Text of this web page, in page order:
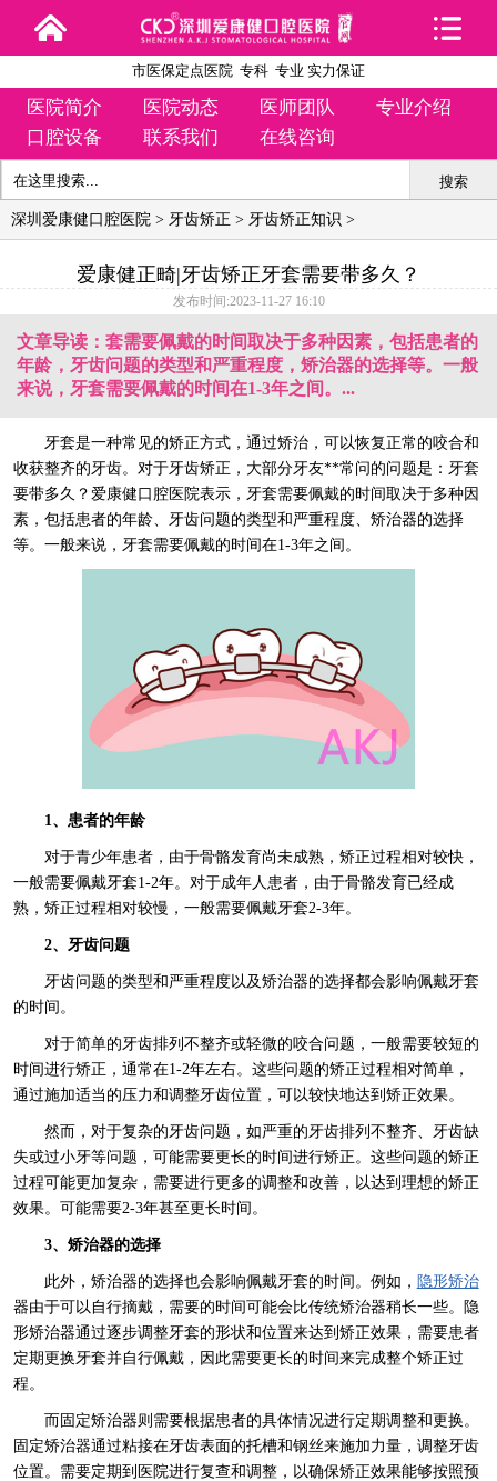
市医保定点医院 专科 专业 实力保证
医院简介 医院动态 医师团队
专业介绍
口腔设备
联系我们 在线咨询
搜索
深圳爱康健口腔医院 > 牙齿矫正 > 牙齿矫正知识 >
爱康健正畸|牙齿矫正牙套需要带多久？
发布时间:2023-11-27 16:10
文章导读：套需要佩戴的时间取决于多种因素，包括患者的
年龄，牙齿问题的类型和严重程度，矫治器的选择等。一般
来说，牙套需要佩戴的时间在1-3年之间。...
牙套是一种常见的矫正方式，通过矫治，可以恢复正常的咬合和
收获整齐的牙齿。对于牙齿矫正，大部分牙友**常问的问题是：牙套
要带多久？爱康健口腔医院表示，牙套需要佩戴的时间取决于多种因
素，包括患者的年龄、牙齿问题的类型和严重程度、矫治器的选择
等。一般来说，牙套需要佩戴的时间在1-3年之间。
1、患者的年龄
对于青少年患者，由于骨骼发育尚未成熟，矫正过程相对较快，
一般需要佩戴牙套1-2年。对于成年人患者，由于骨骼发育已经成
熟，矫正过程相对较慢，一般需要佩戴牙套2-3年。
2、牙齿问题
牙齿问题的类型和严重程度以及矫治器的选择都会影响佩戴牙套
的时间。
对于简单的牙齿排列不整齐或轻微的咬合问题，一般需要较短的
时间进行矫正，通常在1-2年左右。这些问题的矫正过程相对简单，
通过施加适当的压力和调整牙齿位置，可以较快地达到矫正效果。
然而，对于复杂的牙齿问题，如严重的牙齿排列不整齐、牙齿缺
失或过小牙等问题，可能需要更长的时间进行矫正。这些问题的矫正
过程可能更加复杂，需要进行更多的调整和改善，以达到理想的矫正
效果。可能需要2-3年甚至更长时间。
3、矫治器的选择
此外，矫治器的选择也会影响佩戴牙套的时间。例如， 隐形矫治
器由于可以自行摘戴，需要的时间可能会比传统矫治器稍长一些。隐
形矫治器通过逐步调整牙套的形状和位置来达到矫正效果，需要患者
定期更换牙套并自行佩戴，因此需要更长的时间来完成整个矫正过
程。
而固定矫治器则需要根据患者的具体情况进行定期调整和更换。
固定矫治器通过粘接在牙齿表面的托槽和钢丝来施加力量，调整牙齿
位置。需要定期到医院进行复查和调整，以确保矫正效果能够按照预